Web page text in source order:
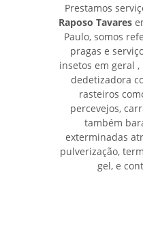
Prestamos
Raposo Tavares
Paulo, somos
pragas e
insetos em geral
dedetizadora
rasteiros
percevejos,
também
exterminadas
pulverização,
gel, e